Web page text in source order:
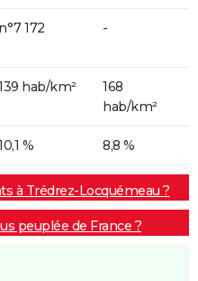
n°7 172 -
hab/km²
168
hab/km²
% 8,8 %
à Trédrez-Locquémeau ?
peuplée de France ?